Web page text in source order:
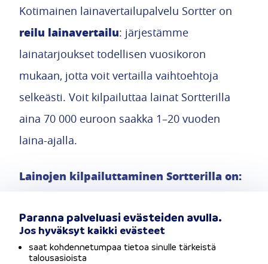
Paranna palveluasi evästeiden avulla.
Jos hyväksyt kaikki evästeet
saat kohdennetumpaa tietoa sinulle tärkeistä
talousasioista
Kotimainen lainavertailupalvelu Sortter on
reilu lainavertailu: järjestämme
lainatarjoukset todellisen vuosikoron
mukaan, jotta voit vertailla vaihtoehtoja
selkeästi. Voit kilpailuttaa lainat Sortterilla
aina 70 000 euroon saakka 1–20 vuoden
laina-ajalla.
Lainojen kilpailuttaminen Sortterilla on:
Suoraviivaista – voit saada
lainapäätökset jopa 20 lainanantajalta ja
päätät itse minkä tarjouksista valitset.